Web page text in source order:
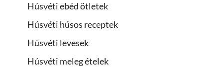
Húsvéti ebéd ötletek
Húsvéti húsos receptek
Húsvéti levesek
Húsvéti meleg ételek